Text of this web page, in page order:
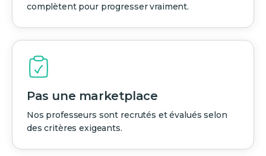
complètent pour progresser vraiment.
Pas une marketplace
Nos professeurs sont recrutés et évalués selon
des critères exigeants.